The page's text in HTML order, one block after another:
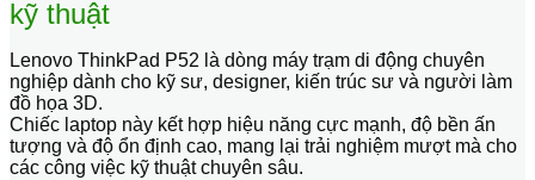
kỹ thuật
Lenovo ThinkPad P52 là dòng máy trạm di động chuyên
nghiệp dành cho kỹ sư, designer, kiến trúc sư và người làm
đồ họa 3D.
Chiếc laptop này kết hợp hiệu năng cực mạnh, độ bền ấn
tượng và độ ổn định cao, mang lại trải nghiệm mượt mà cho
các công việc kỹ thuật chuyên sâu.